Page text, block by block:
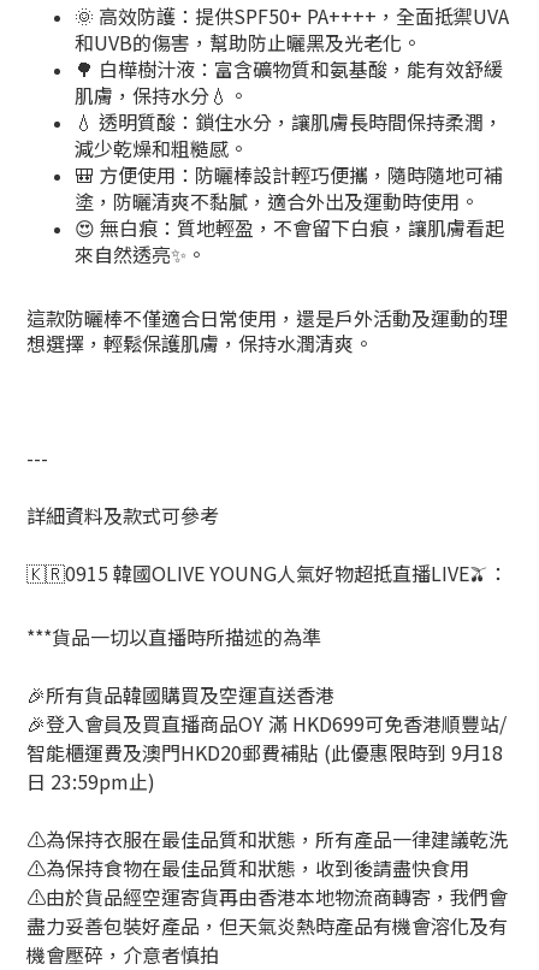
🌞 高效防護：提供SPF50+ PA++++，全面抵禦UVA
和UVB的傷害，幫助防止曬黑及光老化。
🌳 白樺樹汁液：富含礦物質和氨基酸，能有效舒緩
肌膚，保持水分💧。
💧 透明質酸：鎖住水分，讓肌膚長時間保持柔潤，
減少乾燥和粗糙感。
🎒 方便使用：防曬棒設計輕巧便攜，隨時隨地可補
塗，防曬清爽不黏膩，適合外出及運動時使用。
😍 無白痕：質地輕盈，不會留下白痕，讓肌膚看起
來自然透亮✨。
這款防曬棒不僅適合日常使用，還是戶外活動及運動的理
想選擇，輕鬆保護肌膚，保持水潤清爽。
---
詳細資料及款式可參考
🇰🇷0915 韓國OLIVE YOUNG人氣好物超抵直播LIVE🫒：
***貨品一切以直播時所描述的為準
🎉所有貨品韓國購買及空運直送香港
🎉登入會員及買直播商品OY 滿 HKD699可免香港順豐站/
智能櫃運費及澳門HKD20郵費補貼 (此優惠限時到 9月18
日 23:59pm止)
⚠️為保持衣服在最佳品質和狀態，所有產品一律建議乾洗
⚠️為保持食物在最佳品質和狀態，收到後請盡快食用
⚠️由於貨品經空運寄貨再由香港本地物流商轉寄，我們會
盡力妥善包裝好產品，但天氣炎熱時產品有機會溶化及有
機會壓碎，介意者慎拍